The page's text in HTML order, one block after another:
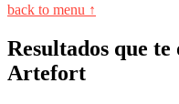
back to menu ↑
Resultados que
Artefort